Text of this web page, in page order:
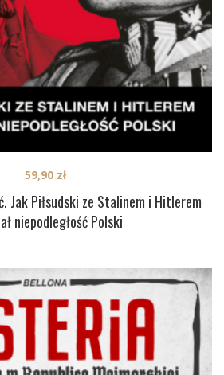
Jak Piłsudski ze Stalinem i Hitlerem
niepodległość Polski
59,90 zł